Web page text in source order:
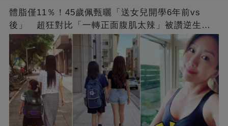
體脂僅11％！45歲佩甄曬「送女兒開學6年前vs
後」 超狂對比「一轉正面腹肌太辣」被讚逆生
長：媽媽變姊姊❤